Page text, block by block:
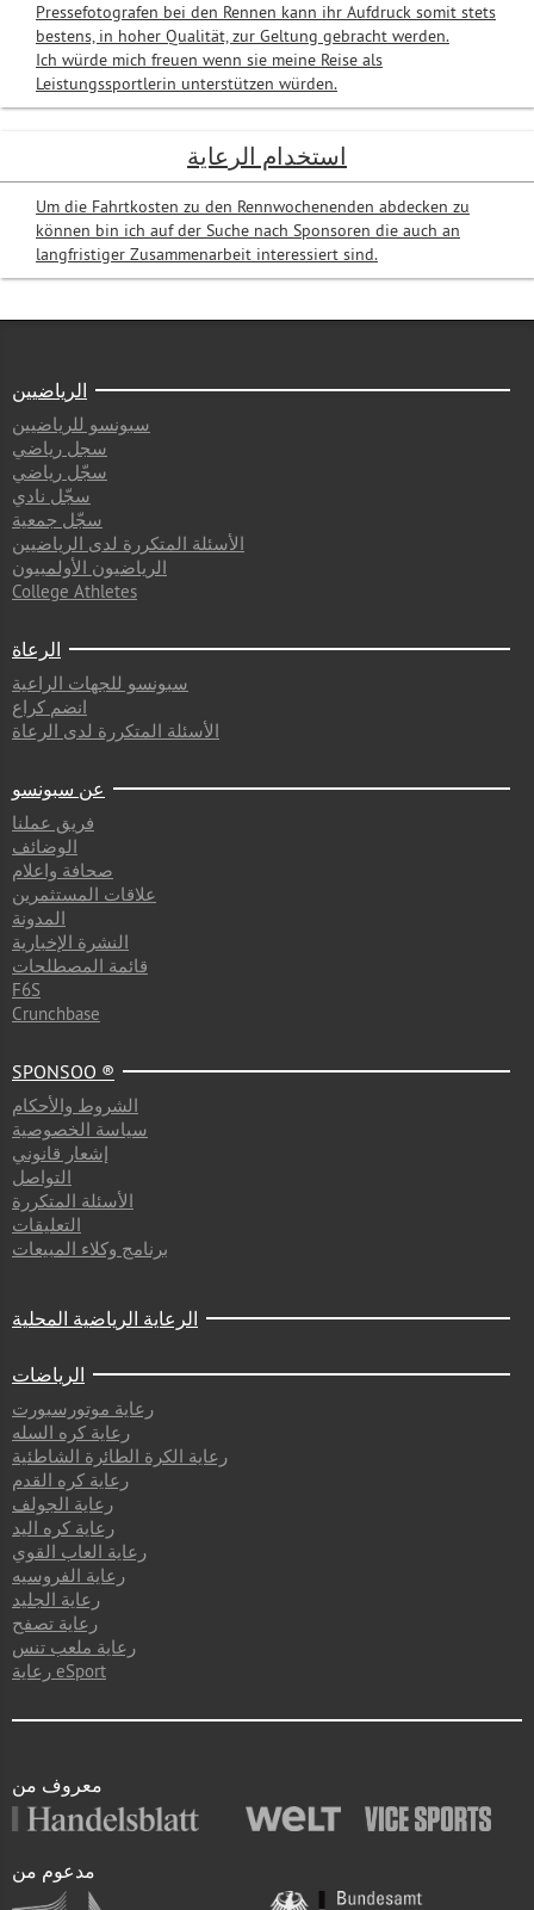
Pressefotografen bei den Rennen kann ihr Aufdruck somit stets
bestens, in hoher Qualität, zur Geltung gebracht werden.
Ich würde mich freuen wenn sie meine Reise als
Leistungssportlerin unterstützen würden.
استخدام الرعاية
Um die Fahrtkosten zu den Rennwochenenden abdecken zu
können bin ich auf der Suche nach Sponsoren die auch an
langfristiger Zusammenarbeit interessiert sind.
الرياضيين
سبونسو للرياضيين
سجل رياضي
سجّل رياضي
سجّل نادي
سجّل جمعية
الأسئلة المتكررة لدى الرياضيين
الرياضيون الأولمبيون
College Athletes
الرعاة
سبونسو للجهات الراعية
انضم كراع
الأسئلة المتكررة لدى الرعاة
عن سبونسو
فريق عملنا
الوضائف
صحافة واعلام
علاقات المستثمرين
المدونة
النشرة الإخبارية
قائمة المصطلحات
F6S
Crunchbase
SPONSOO ®
الشروط والأحكام
سياسة الخصوصية
إشعار قانوني
التواصل
الأسئلة المتكررة
التعليقات
برنامج وكلاء المبيعات
الرعاية الرياضية المحلية
الرياضات
رعاية موتورسبورت
رعاية كره السله
رعاية الكرة الطائرة الشاطئية
رعاية كره القدم
رعاية الجولف
رعاية كره اليد
رعاية العاب القوي
رعاية الفروسيه
رعاية الجليد
رعاية تصفح
رعاية ملعب تنس
رعاية eSport
معروف من
مدعوم من